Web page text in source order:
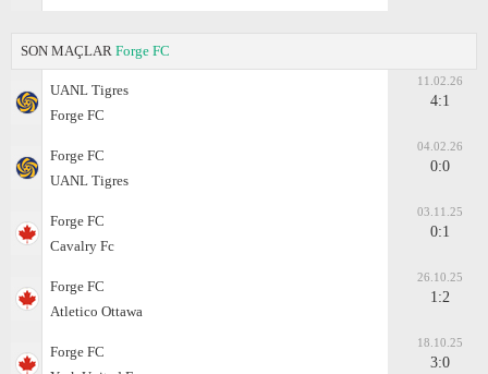
SON MAÇLAR Forge FC
UANL Tigres
Forge FC
11.02.26
4:1
Forge FC
UANL Tigres
04.02.26
0:0
Forge FC
Cavalry Fc
03.11.25
0:1
Forge FC
Atletico Ottawa
26.10.25
1:2
Forge FC
18.10.25
3:0